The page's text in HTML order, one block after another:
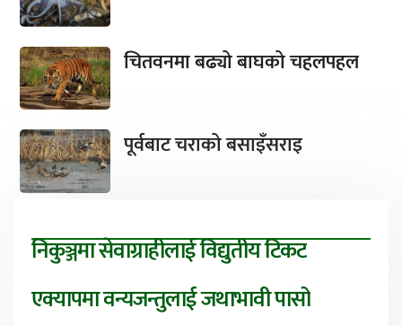
चितवनमा बढ्यो बाघको चहलपहल
पूर्वबाट चराको बसाइँसराइ
निकुञ्जमा सेवाग्राहीलाई विद्युतीय टिकट
एक्यापमा वन्यजन्तुलाई जथाभावी पासो